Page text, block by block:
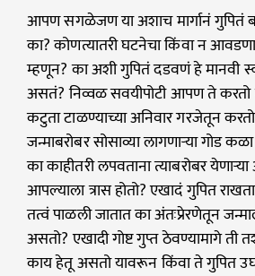
आपण सगळेजण या अशाच मार्गानं गुपितं
का? कोणत्यातरी घटनेचा किंवा न
म्हणून? का अशी गुपितं दडवणं हे मानवी
असतं? निव्वळ सवयीपोटी आपण ते
कटुता टाळण्याच्या अनिवार गरजेतून
जन्माबरोबर सोसाव्या लागणाऱ्या गोड
का काहीतरी लपवताना त्याबरोबर
आपल्याला त्रास होतो? एखादं गुपित
तत्वं पाळली जातात का अंतःप्रेरणेतून
असतो? एखादी गोष्ट गुप्त ठेवण्यामागे ती
काय हेतू असतो यावरून किंवा ते गुपित